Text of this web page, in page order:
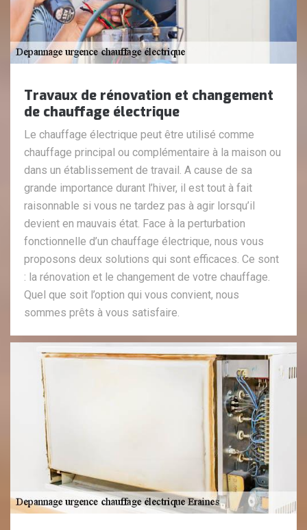
Travaux de rénovation et changement
de chauffage électrique
Le chauffage électrique peut être utilisé comme
chauffage principal ou complémentaire à la maison ou
dans un établissement de travail. A cause de sa
grande importance durant l’hiver, il est tout à fait
raisonnable si vous ne tardez pas à agir lorsqu’il
devient en mauvais état. Face à la perturbation
fonctionnelle d’un chauffage électrique, nous vous
proposons deux solutions qui sont efficaces. Ce sont
: la rénovation et le changement de votre chauffage.
Quel que soit l’option qui vous convient, nous
sommes prêts à vous satisfaire.